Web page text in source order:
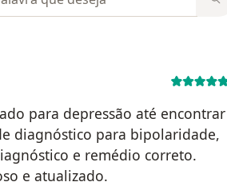
para depressão até encontrar
diagnóstico para bipolaridade,
e remédio correto.
e atualizado.